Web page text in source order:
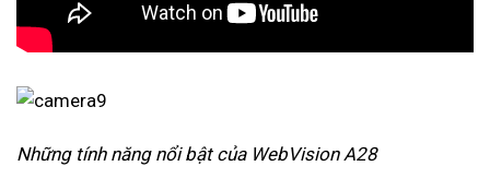
Những tính năng nổi bật của WebVision A28